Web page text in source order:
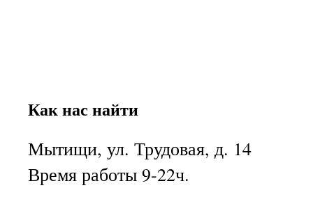
Как нас найти
Мытищи, ул. Трудовая, д. 14
Время работы 9-22ч.